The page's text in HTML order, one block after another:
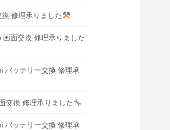
換 修理承りました
画面交換 修理承りました
バッテリー交換 修理承
交換 修理承りました
バッテリー交換 修理承